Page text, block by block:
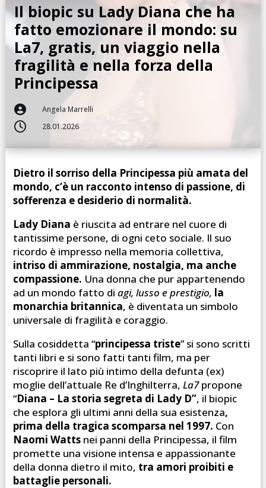
Il biopic su Lady Diana che ha
fatto emozionare il mondo: su
La7, gratis, un viaggio nella
fragilità e nella forza della
Principessa
 Angela Marrelli
 28.01.2026
Dietro il sorriso della Principessa più amata del
mondo, c’è un racconto intenso di passione, di
sofferenza e desiderio di normalità.
Lady Diana è riuscita ad entrare nel cuore di
tantissime persone, di ogni ceto sociale. Il suo
ricordo è impresso nella memoria collettiva,
intriso di ammirazione, nostalgia, ma anche
compassione. Una donna che pur appartenendo
ad un mondo fatto di agi, lusso e prestigio, la
monarchia britannica, è diventata un simbolo
universale di fragilità e coraggio.
Sulla cosiddetta “principessa triste” si sono scritti
tanti libri e si sono fatti tanti film, ma per
riscoprire il lato più intimo della defunta (ex)
moglie dell’attuale Re d’Inghilterra, La7propone
“Diana – La storia segreta di Lady D”, il biopic
che esplora gli ultimi anni della sua esistenza,
prima della tragica scomparsa nel 1997. Con
Naomi Wattsnei panni della Principessa, il film
promette una visione intensa e appassionante
della donna dietro il mito, tra amori proibiti e
battaglie personali.